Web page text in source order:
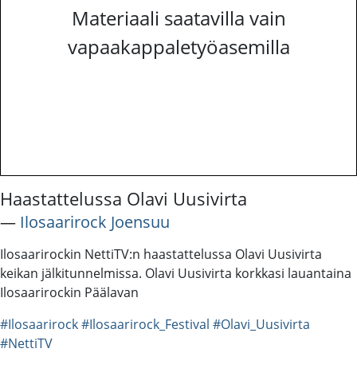
Materiaali saatavilla vain
vapaakappaletyöasemilla
Haastattelussa Olavi Uusivirta
― Ilosaarirock Joensuu
Ilosaarirockin NettiTV:n haastattelussa Olavi Uusivirta
keikan jälkitunnelmissa. Olavi Uusivirta korkkasi lauantaina
Ilosaarirockin Päälavan
#Ilosaarirock#Ilosaarirock_Festival #Olavi_Uusivirta
#NettiTV